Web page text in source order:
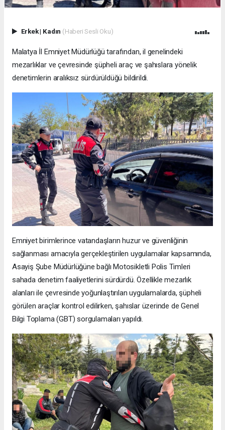
Erkek| Kadın (Haberi Sesli Oku)
Malatya İl Emniyet Müdürlüğü tarafından, il genelindeki
mezarlıklar ve çevresinde şüpheli araç ve şahıslara yönelik
denetimlerin aralıksız sürdürüldüğü bildirildi.
Emniyet birimlerince vatandaşların huzur ve güvenliğinin
sağlanması amacıyla gerçekleştirilen uygulamalar kapsamında,
Asayiş Şube Müdürlüğüne bağlı Motosikletli Polis Timleri
sahada denetim faaliyetlerini sürdürdü. Özellikle mezarlık
alanları ile çevresinde yoğunlaştırılan uygulamalarda, şüpheli
görülen araçlar kontrol edilirken, şahıslar üzerinde de Genel
Bilgi Toplama (GBT) sorgulamaları yapıldı.